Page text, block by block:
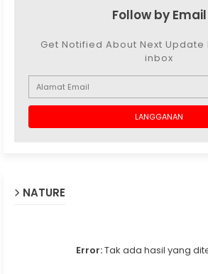
Follow by Email
Get Notified About Next Update
inbox
NATURE
Error:Tak ada hasil yang